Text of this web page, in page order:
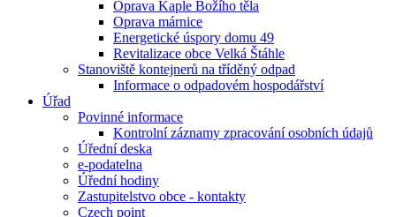
Oprava Kaple Božího těla
Oprava márnice
Energetické úspory domu 49
Revitalizace obce Velká Štáhle
Stanoviště kontejnerů na tříděný odpad
Informace o odpadovém hospodářství
Úřad
Povinné informace
Kontrolní záznamy zpracování osobních údajů
Úřední deska
e-podatelna
Úřední hodiny
Zastupitelstvo obce - kontakty
Czech point